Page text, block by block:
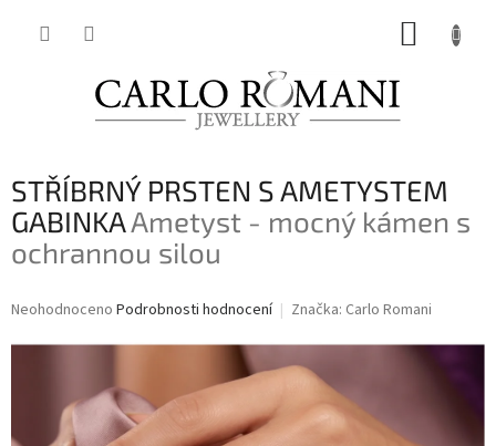
STŘÍBRNÝ PRSTEN S AMETYSTEM
GABINKAAmetyst - mocný kámen s
ochrannou silou
Průměrné
produktu
5
Neohodnoceno Podrobnosti hodnocení Značka: Carlo Romani